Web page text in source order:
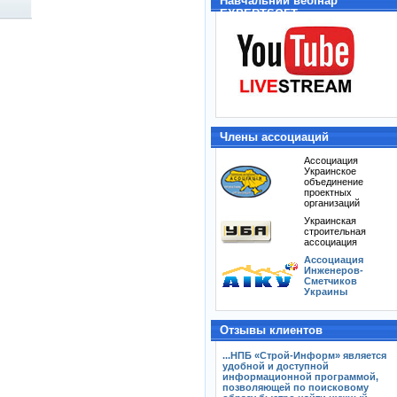
EXPERTSOFT
Члены ассоциаций
Ассоциация
Украинское
объединение
проектных
организаций
Украинская
строительная
ассоциация
Ассоциация
Инженеров-
Сметчиков
Украины
Отзывы клиентов
...НПБ «Строй-Информ» является
удобной и доступной
информационной программой,
позволяющей по поисковому